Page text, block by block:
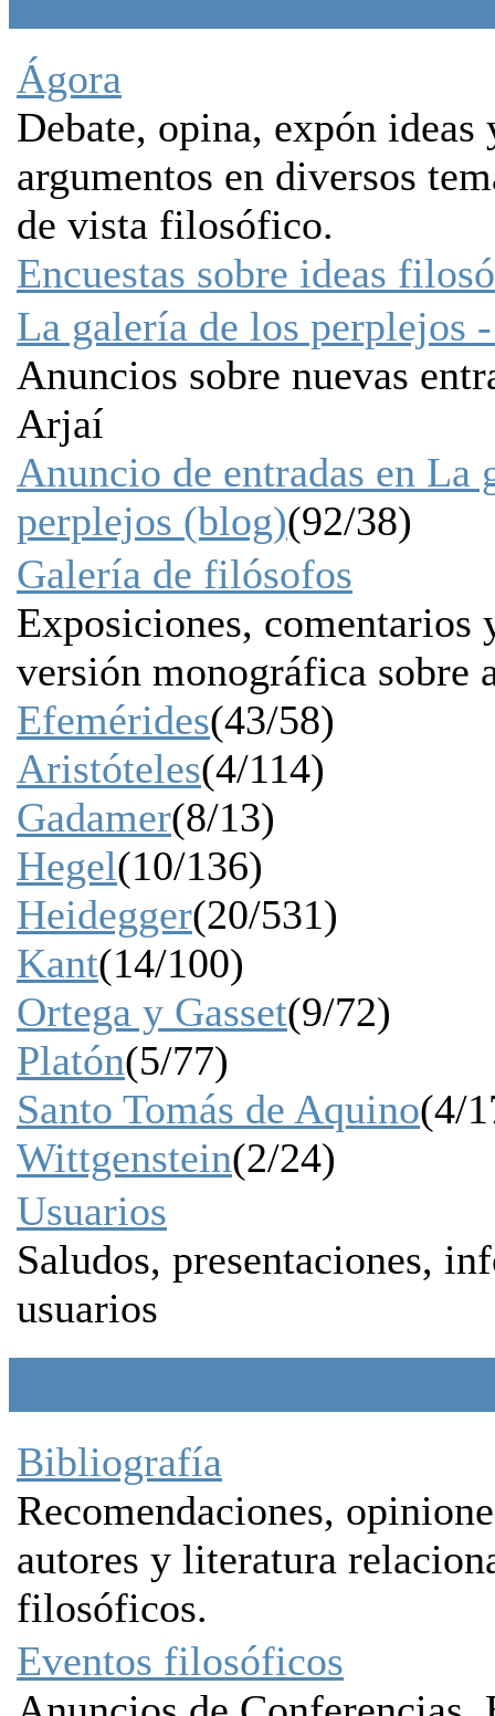
Ágora
Debate, opina, expón ideas
argumentos en diversos
de vista filosófico.
Encuestas sobre ideas
La galería de los perplejos
Anuncios sobre nuevas
Arjaí
Anuncio de entradas en La
perplejos (blog)(92/38)
Galería de filósofos
Exposiciones, comentarios
versión monográfica sobre
Efemérides(43/58)
Aristóteles(4/114)
Gadamer(8/13)
Hegel(10/136)
Heidegger(20/531)
Kant(14/100)
Ortega y Gasset(9/72)
Platón(5/77)
Santo Tomás de Aquino(4/
Wittgenstein(2/24)
Usuarios
Saludos, presentaciones,
usuarios
Bibliografía
Recomendaciones,
autores y literatura
filosóficos.
Eventos filosóficos